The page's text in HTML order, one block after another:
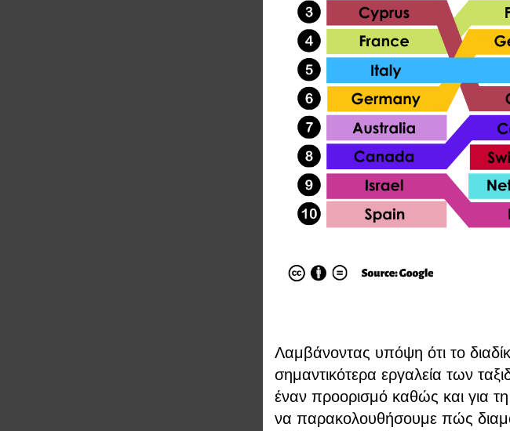
Λαμβάνοντας υπόψη ότι το
σημαντικότερα εργαλεία των
έναν προορισμό καθώς και για τη
να παρακολουθήσουμε πώς